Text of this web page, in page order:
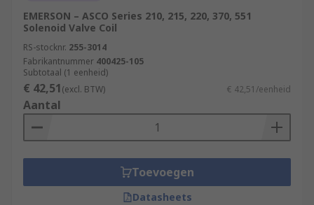
EMERSON – ASCO Series 210, 215, 220, 370, 551
Solenoid Valve Coil
RS-stocknr. 255-3014
Fabrikantnummer 400425-105
Subtotaal (1 eenheid)
€ 42,51(excl. BTW) € 42,51/eenheid
Aantal
Toevoegen
Datasheets